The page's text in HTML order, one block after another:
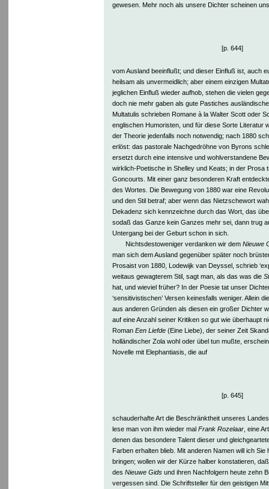
gewesen. Mehr noch als unsere Dichter scheinen
[p. 644]
vom Ausland beeinflußt; und dieser Einfluß ist, auch
heilsam als unvermeidlich; aber einem einzigen
jeglichen Einfluß wieder aufhob, stehen die vielen
doch nie mehr gaben als gute Pastiches
Multatulis schrieben Romane à la Walter Scott oder
englischen Humoristen, und für diese Sorte Literatur
der Theorie jedenfalls noch notwendig; nach 1880
erlöst: das pastorale Nachgedröhne von Byrons
ersetzt durch eine intensive und wohlverstandene
wirklich-Poetische in Shelley und Keats; in der Prosa
Goncourts. Mit einer ganz besonderen Kraft
des Wortes. Die Bewegung von 1880 war eine
und den Stil betraf; aber wenn das Nietzschewort
Dekadenz sich kennzeichne durch das Wort, das
sodaß das Ganze kein Ganzes mehr sei, dann trug
Untergang bei der Geburt schon in sich.
Nichtsdestoweniger verdanken wir dem Nieuwe
man sich dem Ausland gegenüber später noch
Prosaist von 1880, Lodewijk van Deyssel, schrieb
weitaus gewagterem Stil, sagt man, als das was die
hat, und wieviel früher? In der Poesie tat unser
‘sensitivistischen’ Versen keinesfalls weniger. Allein
aus anderen Gründen als diesen ein großer Dichter
auf eine Anzahl seiner Kritiken so gut wie überhaupt
Roman Een Liefde(Eine Liebe), der seiner Zeit
holländischer Zola wohl oder übel tun mußte,
Novelle mit Elephantiasis, die auf
[p. 645]
schauderhafte Art die Beschränktheit unseres
lese man von ihm wieder mal Frank Rozelaar, eine
denen das besondere Talent dieser und
Farben erhalten blieb. Mit anderen Namen will ich
bringen; wollen wir der Kürze halber konstatieren,
des Nieuwe Gidsund ihren Nachfolgern heute zehn
vergessen sind. Die Schriftsteller für den geistigen